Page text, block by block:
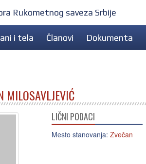
Rukometnog saveza Srbije
i tela Članovi Dokumenta
MILOSAVLJEVIĆ
LIČNI PODACI
Mesto stanovanja: Zvečan